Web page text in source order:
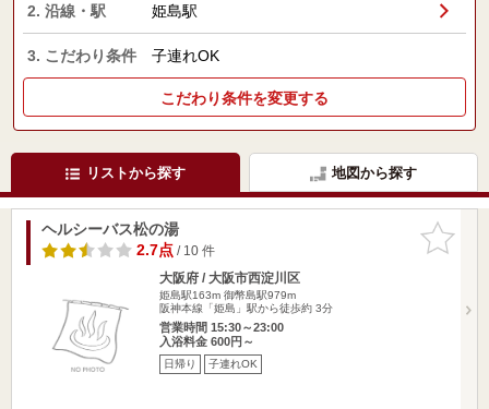
2. 沿線・駅 姫島駅
3. こだわり条件 子連れOK
こだわり条件を変更する
リストから探す 地図から探す
お気に入
りに追加
ヘルシーバス松の湯
2.7点/ 10 件
大阪府 / 大阪市西淀川区
姫島駅163m 御幣島駅979m
阪神本線「姫島」駅から徒歩約 3分
営業時間 15:30～23:00
入浴料金 600円～
日帰り 子連れOK